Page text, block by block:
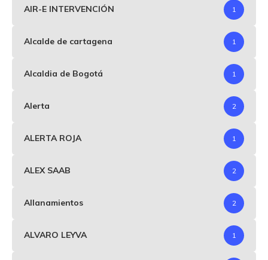
AIR-E INTERVENCIÓN 1
Alcalde de cartagena 1
Alcaldia de Bogotá 1
Alerta 2
ALERTA ROJA 1
ALEX SAAB 2
Allanamientos 2
ALVARO LEYVA 1